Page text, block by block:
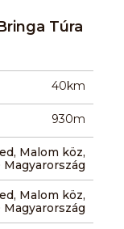
Túra
40km
930m
Malom köz,
Magyarország
Malom köz,
Magyarország